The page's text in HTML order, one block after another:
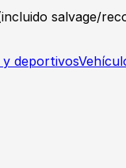
salvage/
y deportivos